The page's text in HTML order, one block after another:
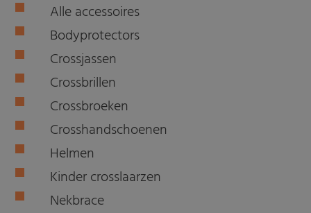
Alle accessoires
Bodyprotectors
Crossjassen
Crossbrillen
Crossbroeken
Crosshandschoenen
Helmen
Kinder crosslaarzen
Nekbrace